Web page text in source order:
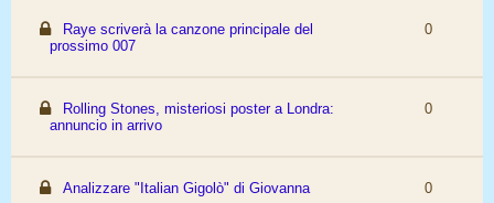
Raye scriverà la canzone principale del
prossimo 007
0
Rolling Stones, misteriosi poster a Londra:
annuncio in arrivo
0
Analizzare "Italian Gigolò" di Giovanna 0